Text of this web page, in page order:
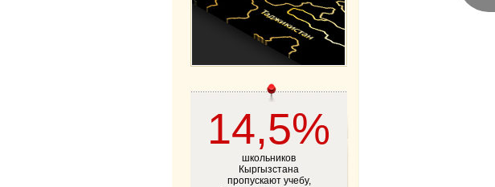
14,5%
школьников
Кыргызстана
пропускают учебу,